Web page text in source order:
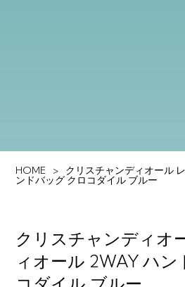
HOME クリスチャンディオール
ンドバッグ クロコダイル ブルー
クリスチャンディオ
ィオール 2WAY ハン